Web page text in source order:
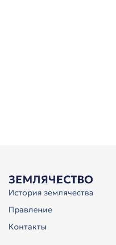
ЗЕМЛЯЧЕСТВО
История землячества
Правление
Контакты